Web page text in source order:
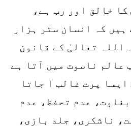
خالق اور رب ہے،
کہ انسان ستر ہزار
اللہ تعالیٰ کے قانون
عالم ناسوت میں آتا ہے
پرت غالب آ جاتا
عدم تحفظ، عدم
ناشکری، جلد بازی،